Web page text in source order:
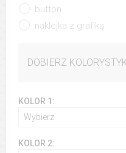
button
naklejka z grafiką
DOBIERZ
KOLOR 1:
Wybierz
KOLOR 2: